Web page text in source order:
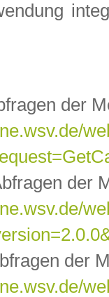
der
der
der